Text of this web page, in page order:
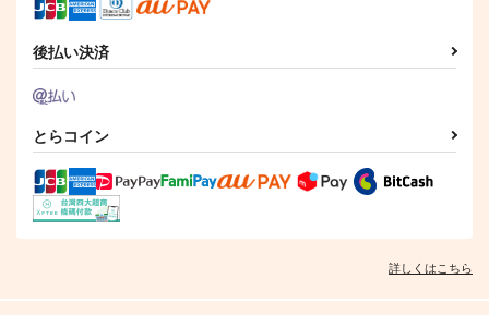
後払い決済
とらコイン
詳しくはこちら